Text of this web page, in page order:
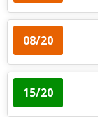
08/20
15/20